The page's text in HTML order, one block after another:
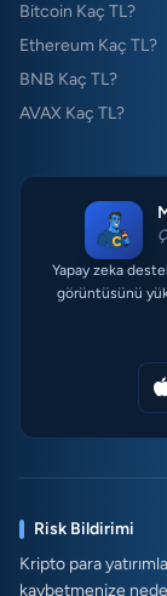
Bitcoin Kaç TL?
Ethereum Kaç TL?
BNB Kaç TL?
AVAX Kaç TL?
Yapay zeka
görüntüsünü
Risk Bildirimi
Kripto para
kaybetmenize